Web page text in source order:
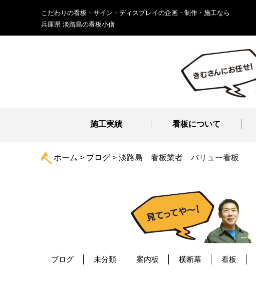
こだわりの看板・サイン・ディスプレイの企画・制作・施工なら
兵庫県 淡路島の看板小僧
施工実績 看板について
ホーム > ブログ > 淡路島 看板業者 バリュー看板
ブログ 未分類 案内板 横断幕 看板